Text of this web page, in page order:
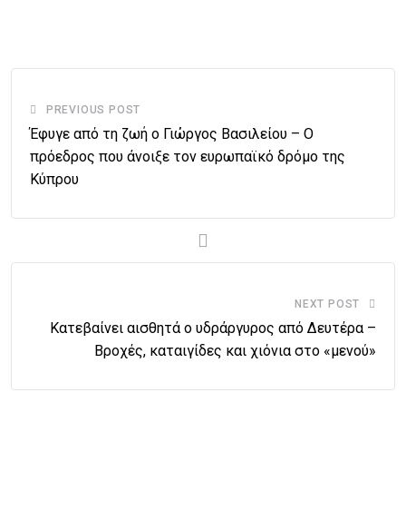
PREVIOUS POST
Έφυγε από τη ζωή ο Γιώργος Βασιλείου – Ο
πρόεδρος που άνοιξε τον ευρωπαϊκό δρόμο της
Κύπρου
NEXT POST
Κατεβαίνει αισθητά ο υδράργυρος από Δευτέρα –
Βροχές, καταιγίδες και χιόνια στο «μενού»